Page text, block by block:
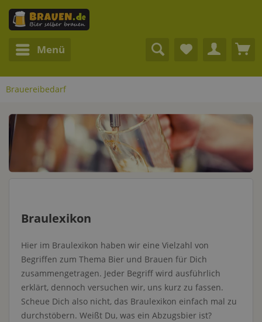
Menü
Brauereibedarf
Braulexikon
Hier im Braulexikon haben wir eine Vielzahl von
Begriffen zum Thema Bier und Brauen für Dich
zusammengetragen. Jeder Begriff wird ausführlich
erklärt, dennoch versuchen wir, uns kurz zu fassen.
Scheue Dich also nicht, das Braulexikon einfach mal zu
durchstöbern. Weißt Du, was ein Abzugsbier ist?